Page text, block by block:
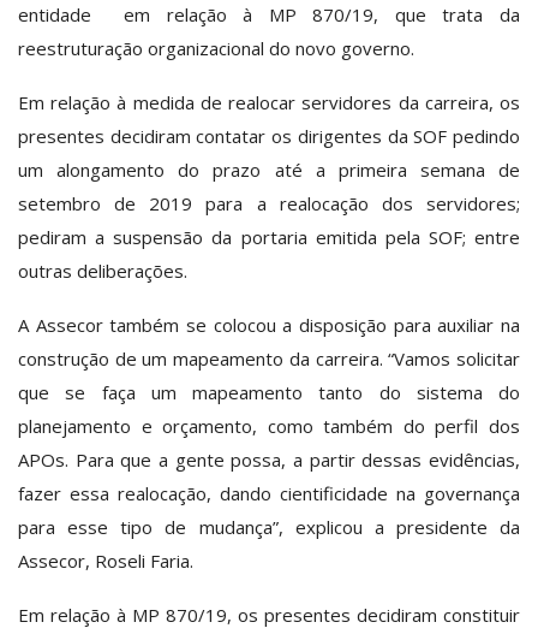
entidade em relação à MP 870/19, que trata da
reestruturação organizacional do novo governo.
Em relação à medida de realocar servidores da carreira, os
presentes decidiram contatar os dirigentes da SOF pedindo
um alongamento do prazo até a primeira semana de
setembro de 2019 para a realocação dos servidores;
pediram a suspensão da portaria emitida pela SOF; entre
outras deliberações.
A Assecor também se colocou a disposição para auxiliar na
construção de um mapeamento da carreira. “Vamos solicitar
que se faça um mapeamento tanto do sistema do
planejamento e orçamento, como também do perfil dos
APOs. Para que a gente possa, a partir dessas evidências,
fazer essa realocação, dando cientificidade na governança
para esse tipo de mudança”, explicou a presidente da
Assecor, Roseli Faria.
Em relação à MP 870/19, os presentes decidiram constituir